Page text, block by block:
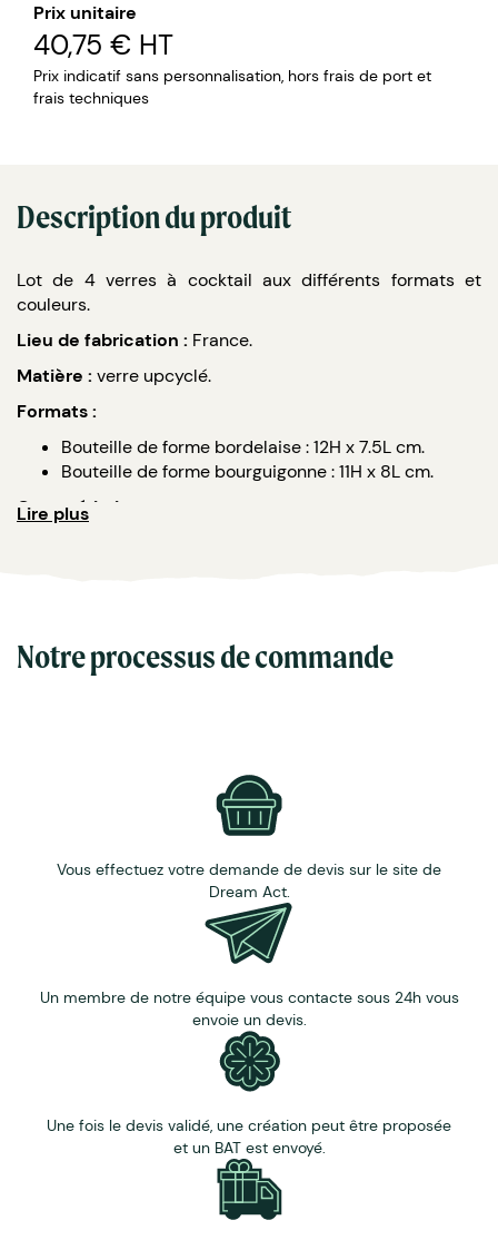
Prix unitaire
40,75 € HT
Prix indicatif sans personnalisation, hors frais de port et
frais techniques
Description du produit
Lot de 4 verres à cocktail aux différents formats et
couleurs.
Lieu de fabrication : France.
Matière : verre upcyclé.
Formats :
Bouteille de forme bordelaise : 12H x 7.5L cm.
Bouteille de forme bourguigonne : 11H x 8L cm.
Caractéristiques :
Lavable à la main ou au lave vaisselle.
Pure : bord du verre poncé et poli, effet lisse et
Lire plus
Notre processus de commande
Vous effectuez votre demande de devis sur le site de
Dream Act.
Un membre de notre équipe vous contacte sous 24h vous
envoie un devis.
Une fois le devis validé, une création peut être proposée
et un BAT est envoyé.